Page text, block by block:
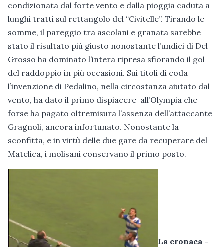
condizionata dal forte vento e dalla pioggia caduta a
lunghi tratti sul rettangolo del “Civitelle”. Tirando le
somme, il pareggio tra ascolani e granata sarebbe
stato il risultato più giusto nonostante l’undici di Del
Grosso ha dominato l’intera ripresa sfiorando il gol
del raddoppio in più occasioni. Sui titoli di coda
l’invenzione di Pedalino, nella circostanza aiutato dal
vento, ha dato il primo dispiacere all’Olympia che
forse ha pagato oltremisura l’assenza dell’attaccante
Gragnoli, ancora infortunato. Nonostante la
sconfitta, e in virtù delle due gare da recuperare del
Matelica, i molisani conservano il primo posto.
La cronaca –